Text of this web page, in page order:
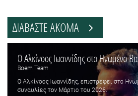
ΔΙΑΒΑΣΤΕ ΑΚΟΜΑ
Ο Αλκίνοος Ιωαννίδης στο Ηνωμένο
Boem Team
Ο Αλκίνοος Ιωαννίδης, επιστρέφει στο
συναυλίες τον Μάρτιο του 2026.